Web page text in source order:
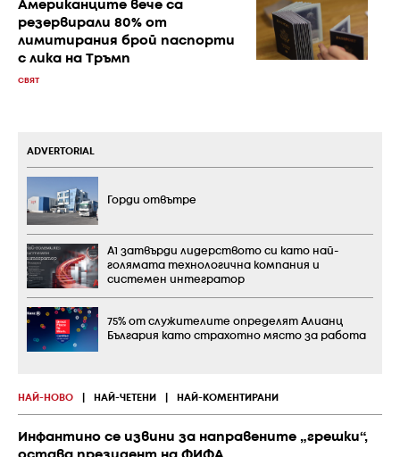
Американците вече са
резервирали 80% от
лимитирания брой паспорти
с лика на Тръмп
СВЯТ
НАЙ-НОВО НАЙ-ЧЕТЕНИ НАЙ-КОМЕНТИРАНИ
Инфантино се извини за направените „грешки“,
ADVERTORIAL
Горди отвътре
А1 затвърди лидерството си като най-
голямата технологична компания и
системен интегратор
75% от служителите определят Алианц
България като страхотно място за работа